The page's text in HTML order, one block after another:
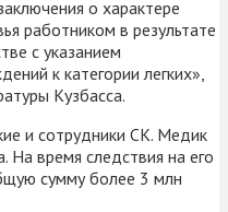
о характере
работником в результате
с указанием
к категории легких»,
Кузбасса.
и сотрудники СК. Медик
На время следствия на его
сумму более 3 млн